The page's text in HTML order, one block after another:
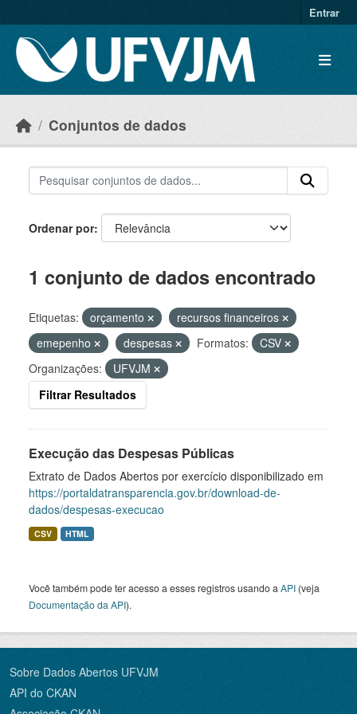
Entrar
Conjuntos de dados
Ordenar por
1 conjunto de dados encontrado
Etiquetas: orçamento
recursos financeiros
emepenho
despesas Formatos:
CSV
Organizações:
UFVJM
Filtrar Resultados
Execução das Despesas Públicas
Extrato de Dados Abertos por exercício disponibilizado em
https://portaldatransparencia.gov.br/download-de-
dados/despesas-execucao
CSV HTML
Você também pode ter acesso a esses registros usando a API (veja
Documentação da API).
Sobre Dados Abertos UFVJM
API do CKAN